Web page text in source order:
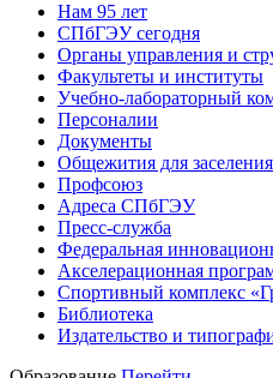
Нам 95 лет
СПбГЭУ сегодня
Органы управления и
Факультеты и институты
Учебно-лабораторный
Персоналии
Документы
Общежития для заселения
Профсоюз
Адреса СПбГЭУ
Пресс-служба
Федеральная
Акселерационная
Спортивный комплекс
Библиотека
Издательство и